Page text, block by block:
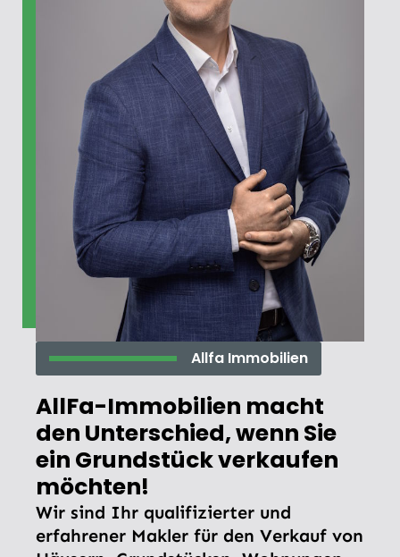
Allfa Immobilien
AllFa-Immobilien macht
den Unterschied, wenn Sie
ein Grundstück verkaufen
möchten!
Wir sind Ihr qualifizierter und
erfahrener Makler für den Verkauf von